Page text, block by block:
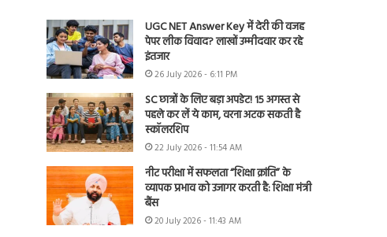
UGC NET Answer Key में देरी की वजह
पेपर लीक विवाद? लाखों उम्मीदवार कर रहे
इंतजार
26 July 2026 - 6:11 PM
SC छात्रों के लिए बड़ा अपडेट! 15 अगस्त से
पहले कर लें ये काम, वरना अटक सकती है
स्कॉलरशिप
22 July 2026 - 11:54 AM
नीट परीक्षा में सफलता “शिक्षा क्रांति” के
व्यापक प्रभाव को उजागर करती है: शिक्षा मंत्री
बैंस
20 July 2026 - 11:43 AM